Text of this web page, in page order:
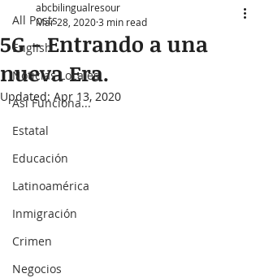
All Posts
English
Noticias Locales
Así Funciona...
Estatal
Educación
Latinoamérica
Inmigración
Crimen
Negocios
5G - Entrando a una
nueva Era.
abcbilingualresour
Mar 28, 20203 min read
Updated: Apr 13, 2020